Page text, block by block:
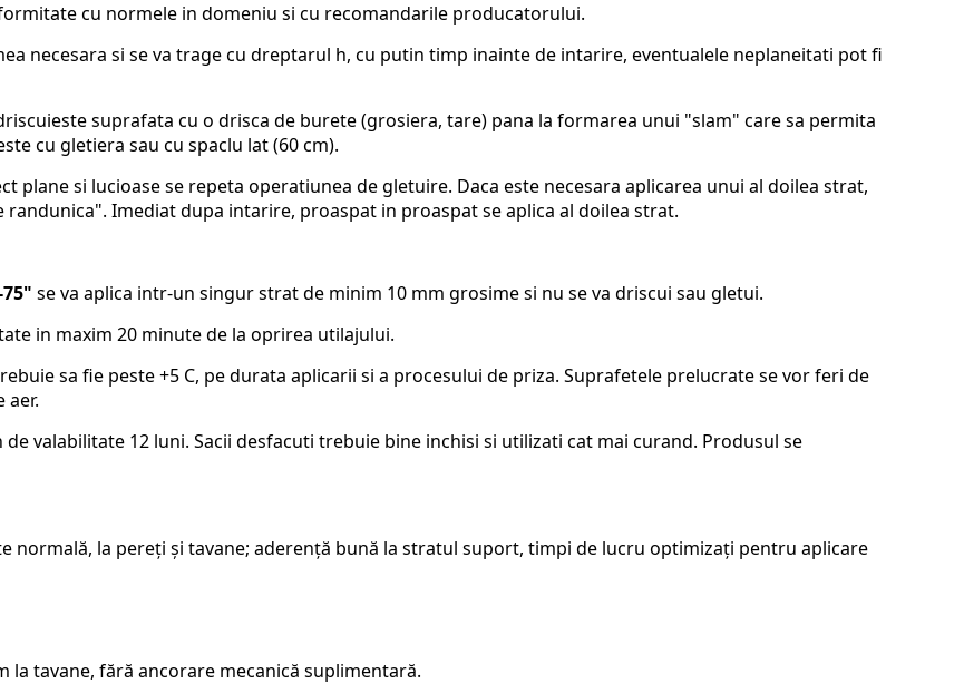
cu normele in domeniu si cu recomandarile producatorului.
necesara si se va trage cu dreptarul h, cu putin timp inainte de intarire, eventualele neplaneitati pot fi
suprafata cu o drisca de burete (grosiera, tare) pana la formarea unui "slam" care sa permita
cu gletiera sau cu spaclu lat (60 cm).
plane si lucioase se repeta operatiunea de gletuire. Daca este necesara aplicarea unui al doilea strat,
Imediat dupa intarire, proaspat in proaspat se aplica al doilea strat.
se va aplica intr-un singur strat de minim 10 mm grosime si nu se va driscui sau gletui.
in maxim 20 minute de la oprirea utilajului.
sa fie peste +5 C, pe durata aplicarii si a procesului de priza. Suprafetele prelucrate se vor feri de
aer.
valabilitate 12 luni. Sacii desfacuti trebuie bine inchisi si utilizati cat mai curand. Produsul se
normală, la pereţi şi tavane; aderenţă bună la stratul suport, timpi de lucru optimizaţi pentru aplicare
la tavane, fără ancorare mecanică suplimentară.